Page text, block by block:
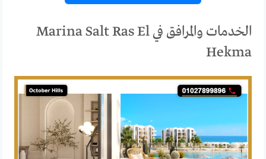
الخدمات والمرافق في Marina Salt Ras El
Hekma